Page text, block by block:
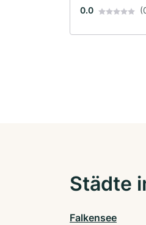
0.0
Städte
Falkensee